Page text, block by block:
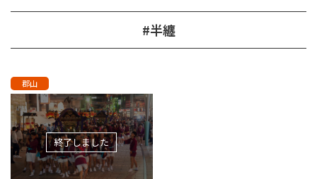
i
#半纏
郡山
終了しました